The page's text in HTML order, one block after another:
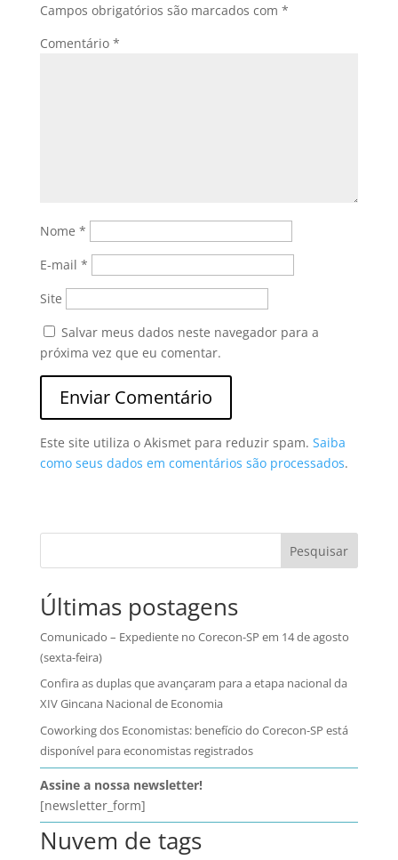
Campos obrigatórios são marcados com *
Comentário *
Nome *
E-mail *
Site
Salvar meus dados neste navegador para a
próxima vez que eu comentar.
Este site utiliza o Akismet para reduzir spam. Saiba
como seus dados em comentários são processados.
Pesquisar
Últimas postagens
Comunicado – Expediente no Corecon-SP em 14 de agosto
(sexta-feira)
Confira as duplas que avançaram para a etapa nacional da
XIV Gincana Nacional de Economia
Coworking dos Economistas: benefício do Corecon-SP está
disponível para economistas registrados
Assine a nossa newsletter!
[newsletter_form]
Nuvem de tags